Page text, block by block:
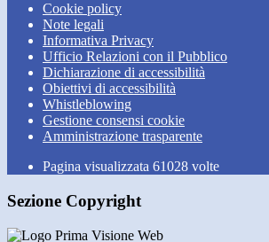
Cookie policy
Note legali
Informativa Privacy
Ufficio Relazioni con il Pubblico
Dichiarazione di accessibilità
Obiettivi di accessibilità
Whistleblowing
Gestione consensi cookie
Amministrazione trasparente
Pagina visualizzata 61028 volte
Sezione Copyright